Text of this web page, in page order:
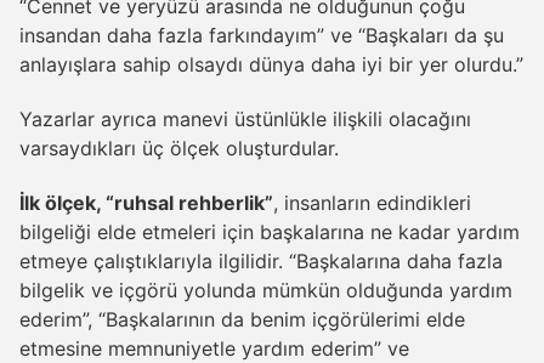
“Cennet ve yeryüzü arasında ne olduğunun çoğu
insandan daha fazla farkındayım” ve “Başkaları da şu
anlayışlara sahip olsaydı dünya daha iyi bir yer olurdu.”
Yazarlar ayrıca manevi üstünlükle ilişkili olacağını
varsaydıkları üç ölçek oluşturdular.
İlk ölçek, “ruhsal rehberlik”, insanların edindikleri
bilgeliği elde etmeleri için başkalarına ne kadar yardım
etmeye çalıştıklarıyla ilgilidir. “Başkalarına daha fazla
bilgelik ve içgörü yolunda mümkün olduğunda yardım
ederim”, “Başkalarının da benim içgörülerimi elde
etmesine memnuniyetle yardım ederim” ve